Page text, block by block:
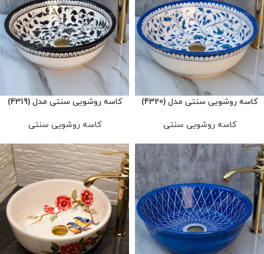
کاسه روشویی سنتی مدل (4320)
کاسه روشویی سنتی
کاسه روشویی سنتی مدل (4319)
کاسه روشویی سنتی